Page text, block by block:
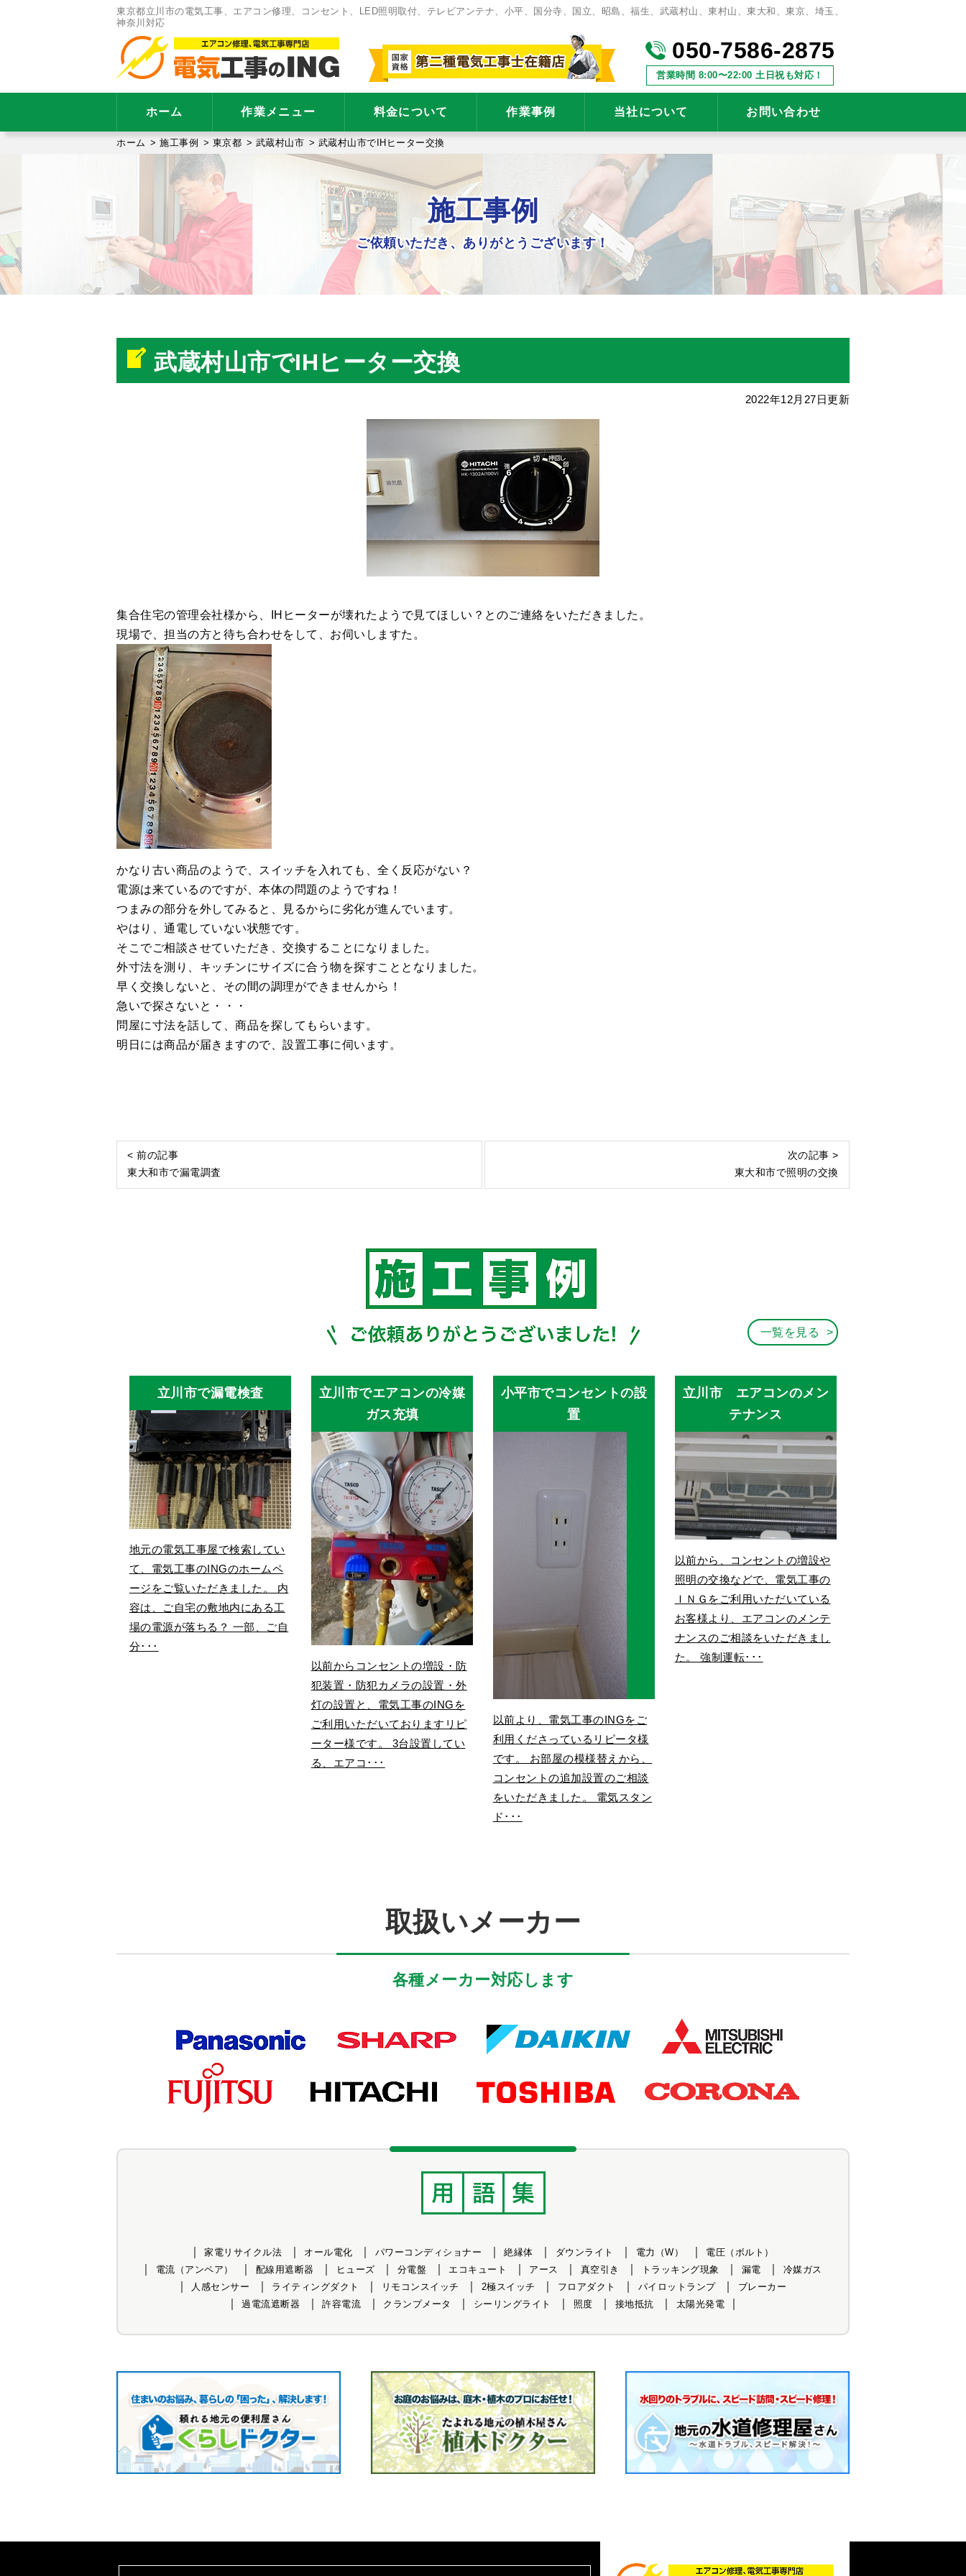
東京都立川市の電気工事、エアコン修理、コンセント、LED照明取付、テレビアンテナ、小平、国分寺、国立、昭島、福生、武蔵村山、東村山、東大和、東京、埼玉、
神奈川対応
050-7586-2875
営業時間 8:00〜22:00 土日祝も対応！
ホーム 作業メニュー 料金について 作業事例 当社について お問い合わせ
ホーム > 施工事例 > 東京都 > 武蔵村山市 > 武蔵村山市でIHヒーター交換
施工事例
ご依頼いただき、ありがとうございます！
武蔵村山市でIHヒーター交換
2022年12月27日更新
集合住宅の管理会社様から、IHヒーターが壊れたようで見てほしい？とのご連絡をいただきました。
現場で、担当の方と待ち合わせをして、お伺いしますた。
かなり古い商品のようで、スイッチを入れても、全く反応がない？
電源は来ているのですが、本体の問題のようですね！
つまみの部分を外してみると、見るからに劣化が進んでいます。
やはり、通電していない状態です。
そこでご相談させていただき、交換することになりました。
外寸法を測り、キッチンにサイズに合う物を探すこととなりました。
早く交換しないと、その間の調理ができませんから！
急いで探さないと・・・
問屋に寸法を話して、商品を探してもらいます。
明日には商品が届きますので、設置工事に伺います。
< 前の記事
東大和市で漏電調査
次の記事 >
東大和市で照明の交換
一覧を見る
立川市で漏電検査
地元の電気工事屋で検索してい
て、電気工事のINGのホームペ
ージをご覧いただきました。 内
容は、ご自宅の敷地内にある工
場の電源が落ちる？ 一部、ご自
分･･･
立川市でエアコンの冷媒
ガス充填
以前からコンセントの増設・防
犯装置・防犯カメラの設置・外
灯の設置と、電気工事のINGを
ご利用いただいておりますリピ
ーター様です。 3台設置してい
る、エアコ･･･
小平市でコンセントの設
置
以前より、電気工事のINGをご
利用くださっているリピータ様
です。 お部屋の模様替えから、
コンセントの追加設置のご相談
をいただきました。 電気スタン
ド･･･
立川市 エアコンのメン
テナンス
以前から、コンセントの増設や
照明の交換などで、電気工事の
ＩＮＧをご利用いただいている
お客様より、エアコンのメンテ
ナンスのご相談をいただきまし
た。 強制運転･･･
取扱いメーカー
各種メーカー対応します
家電リサイクル法 オール電化 パワーコンディショナー 絶縁体 ダウンライト 電力（W）
電圧（ボルト）
電流（アンペア）
配線用遮断器 ヒューズ 分電盤 エコキュート アース 真空引き トラッキング現象 漏電
冷媒ガス
人感センサー
ライティングダクト リモコンスイッチ 2極スイッチ フロアダクト パイロットランプ
ブレーカー
過電流遮断器
許容電流 クランプメータ シーリングライト 照度 接地抵抗 太陽光発電